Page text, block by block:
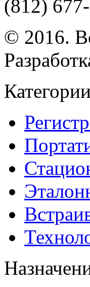
(812)
© 2016.